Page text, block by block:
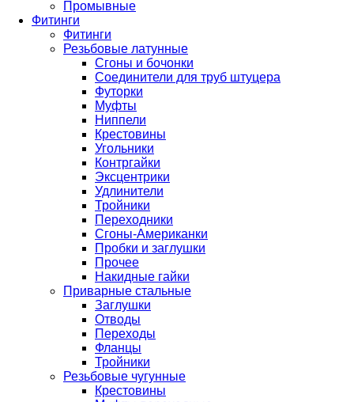
Промывные
Фитинги
Фитинги
Резьбовые латунные
Сгоны и бочонки
Соединители для труб штуцера
Футорки
Муфты
Ниппели
Крестовины
Угольники
Контргайки
Эксцентрики
Удлинители
Тройники
Переходники
Сгоны-Американки
Пробки и заглушки
Прочее
Накидные гайки
Приварные стальные
Заглушки
Отводы
Переходы
Фланцы
Тройники
Резьбовые чугунные
Крестовины